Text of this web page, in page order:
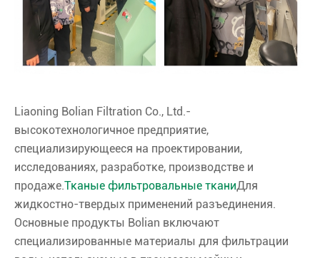
Liaoning Bolian Filtration Co., Ltd.-
высокотехнологичное предприятие,
специализирующееся на проектировании,
исследованиях, разработке, производстве и
продаже.Тканые фильтровальные тканиДля
жидкостно-твердых применений разъединения.
Основные продукты Bolian включают
специализированные материалы для фильтрации